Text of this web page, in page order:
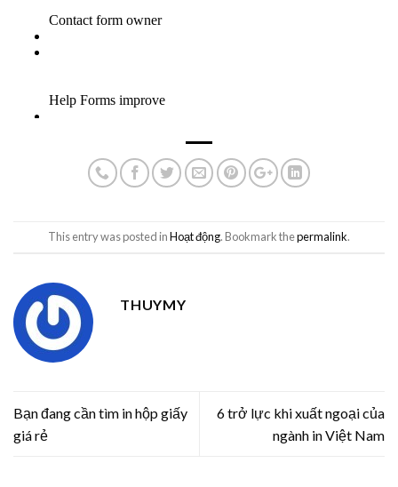
This entry was posted inHoạt động. Bookmark thepermalink.
THUYMY
Bạn đang cần tìm in hộp giấy
giá rẻ
6 trở lực khi xuất ngoại của
ngành in Việt Nam